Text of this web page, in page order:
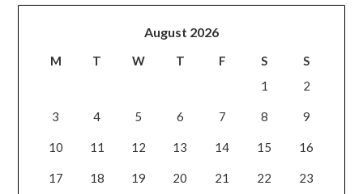
August 2026
M T W T F S
S
1
2
3 4 5 6 7 8 9
10 11 12 13 14 15 16
17 18 19 20 21 22 23